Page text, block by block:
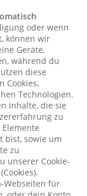
oder wenn
können wir
Geräte,
während du
diese
Cookies,
Technologien.
Inhalte, die sie
zu
bist, sowie um
zu
unserer Cookie-
Webseiten für